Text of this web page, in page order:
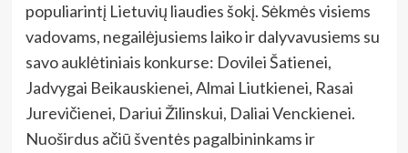
populiarintį Lietuvių liaudies šokį. Sėkmės visiems
vadovams, negailėjusiems laiko ir dalyvavusiems su
savo auklėtiniais konkurse: Dovilei Šatienei,
Jadvygai Beikauskienei, Almai Liutkienei, Rasai
Jurevičienei, Dariui Žilinskui, Daliai Venckienei.
Nuoširdus ačiū šventės pagalbininkams ir